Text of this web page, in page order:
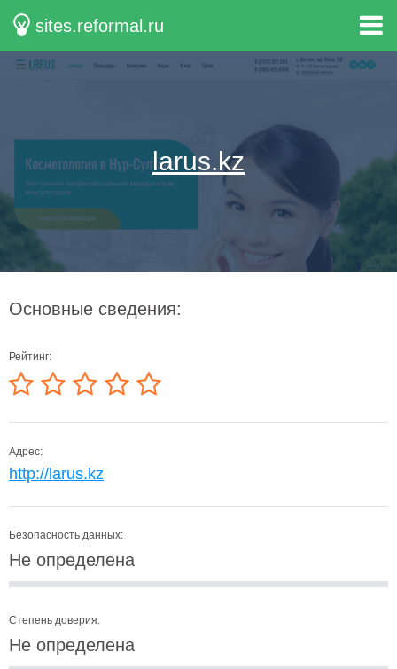
sites.reformal.ru
larus.kz
Основные сведения:
Рейтинг:
Адрес:
http://larus.kz
Безопасность данных:
Не определена
Степень доверия:
Не определена